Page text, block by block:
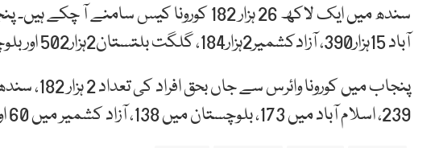
آباد 15ہزار390، آزادکشمیر2ہزار184، گلگت بلتستان2ہزار502 اور بلوچستان میں 12ہزار295 کورونا کیسز رپورٹ ہوئے۔
239، اسلام آباد میں 173، بلوچستان میں 138، آزاد کشمیر میں 60 اور گلگت بلتستان میں 61 ہو چکی ہے۔